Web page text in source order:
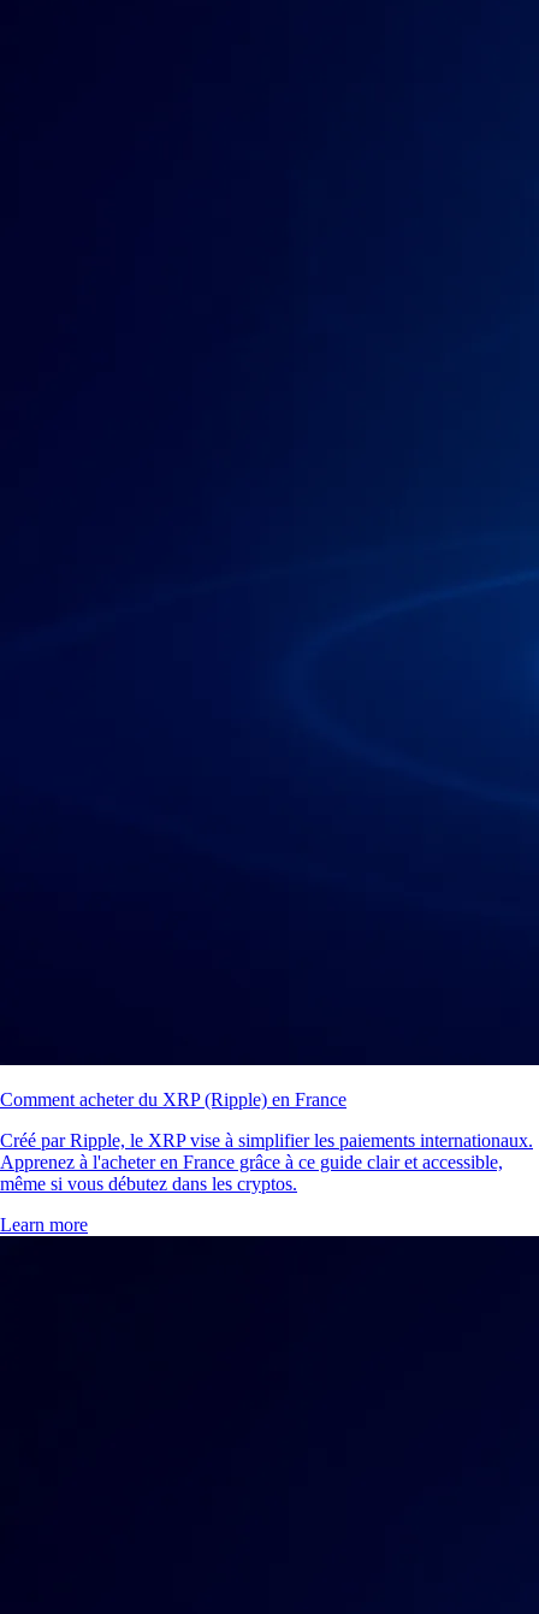
Comment acheter du XRP (Ripple) en France
Créé par Ripple, le XRP vise à simplifier les paiements internationaux.
Apprenez à l'acheter en France grâce à ce guide clair et accessible,
même si vous débutez dans les cryptos.
Learn more